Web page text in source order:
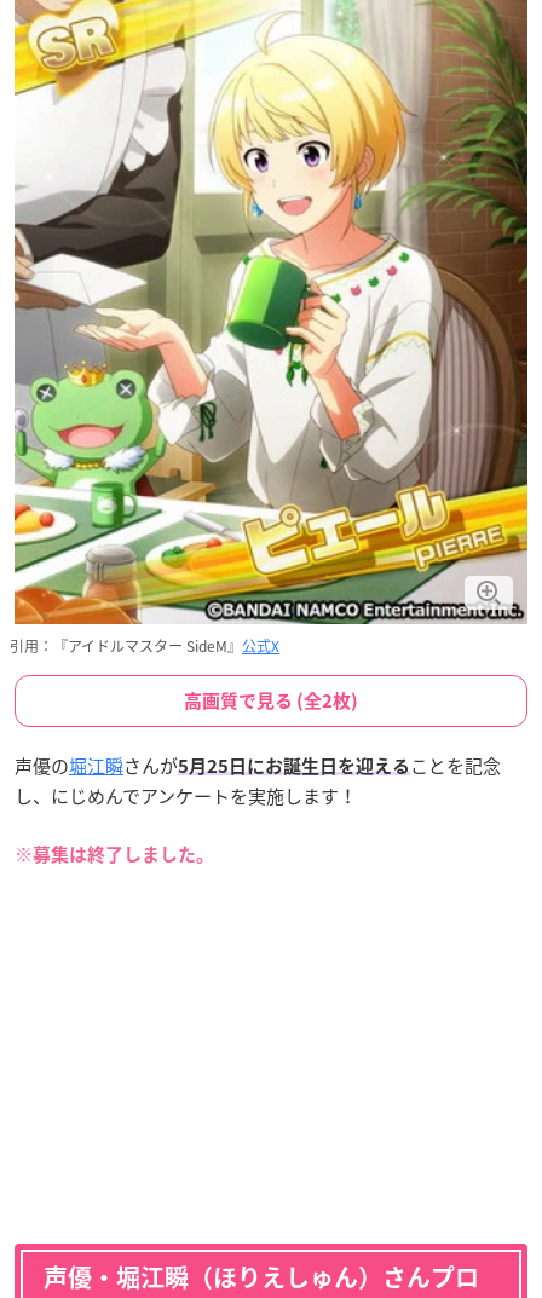
引用：『アイドルマスター SideM』 公式X
高画質で見る (全2枚)
声優の堀江瞬さんが5月25日にお誕生日を迎える ことを記念
し、にじめんでアンケートを実施します！
※募集は終了しました。
声優・堀江瞬（ほりえしゅん）さんプロ